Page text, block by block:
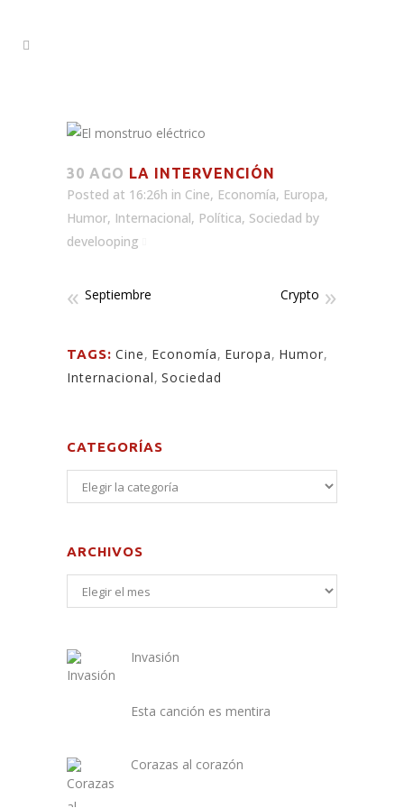
30 AGO LA INTERVENCIÓN
Posted at 16:26h in Cine, Economía, Europa,
Humor, Internacional, Política, Sociedad by
develooping
Septiembre Crypto
TAGS: Cine, Economía, Europa, Humor,
Internacional, Sociedad
CATEGORÍAS
ARCHIVOS
Invasión
Esta canción es mentira
Corazas al corazón